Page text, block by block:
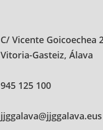
C/ Vicente Goicoechea
Vitoria-Gasteiz, Álava
945 125 100
jjggalava@jjggalava.eus